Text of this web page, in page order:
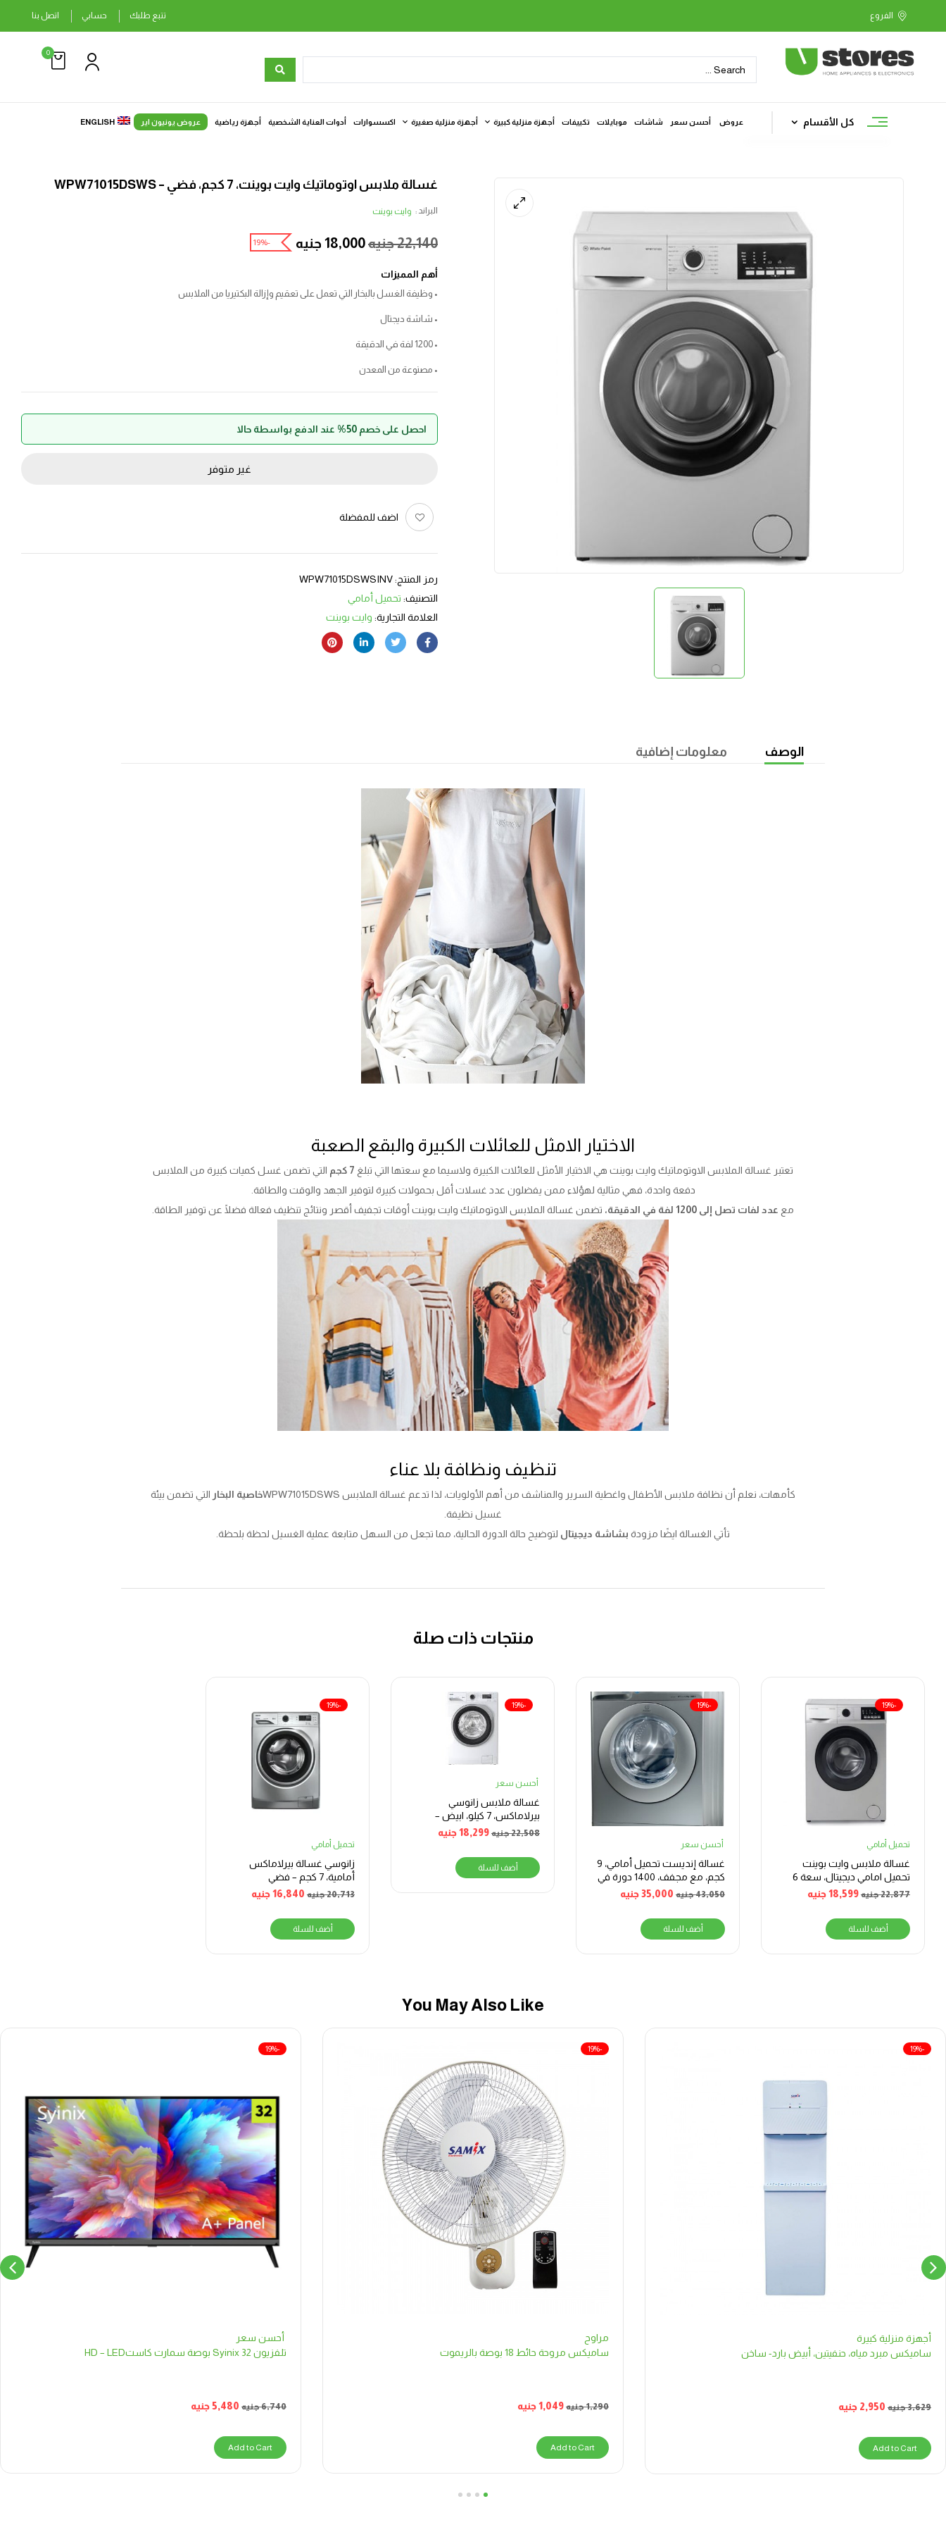
تتبع طلبك حسابي اتصل بنا
0
كل الأقسام عروض أحسن سعر شاشات موبايلات تكييفات أجهزة منزلية كبيرة أجهزة منزلية صغيرة اكسسوارات أدوات العناية الشخصية أجهزة رياضية عروض يونيون اير ENGLISH
غسالة ملابس اوتوماتيك وايت بوينت، 7 كجم، فضي – WPW71015DSWS
البراند : وايت بوينت
22,140جنيه18,000 جنيه -19%
أهم المميزات
• وظيفة الغسل بالبخار التي تعمل على تعقيم وإزالة البكتيريا من الملابس
• شاشة ديجتال
• 1200 لفة في الدقيقة
• مصنوعة من المعدن
احصل على خصم 50% عند الدفع بواسطة حالا
غير متوفر
اضف للمفضلة
رمز المنتج:WPW71015DSWSINV
التصنيف: تحميل أمامي
العلامة التجارية: وايت بوينت
الوصف معلومات إضافية
الاختيار الامثل للعائلات الكبيرة والبقع الصعبة
تعتبر غسالة الملابس الاوتوماتيك وايت بوينت هي الاختيار الأمثل للعائلات الكبيرة ولاسيما مع سعتها التي تبلغ
التي تضمن غسل كميات كبيرة من الملابس
دفعة واحدة، فهي مثالية لهؤلاء ممن يفضلون عدد غسلات أقل بحمولات كبيرة لتوفير الجهد والوقت والطاقة.
مع عدد لفات تصل إلى 1200 لفة في الدقيقة، تضمن غسالة الملابس الاوتوماتيك وايت بوينت أوقات تجفيف أقصر ونتائج تنظيف فعالة فضلًا عن توفير الطاقة.
تنظيف ونظافة بلا عناء
كأمهات، نعلم أن نظافة ملابس الأطفال واغطية السرير والمناشف من أهم الأولويات، لذا تدعم غسالة الملابس WPW71015DSWS خاصية البخار التي تضمن بيئة
غسيل نظيفة.
تأتي الغسالة ايضًا مزودة بشاشة ديجيتال لتوضيح حالة الدورة الحالية، مما تجعل من السهل متابعة عملية الغسيل لحظة بلحظة.
منتجات ذات صلة
-19%
تحميل أمامي
غسالة ملابس وايت بوينت
تحميل امامي ديجيتال، سعة 6
كيلو، فضي – WPW61015PDS
22,877جنيه 18,599جنيه
أضف للسلة
-19%
أحسن سعر
غسالة إنديست تحميل أمامي، 9
كجم، مع مجفف، 1400 دورة في
الدقيقة، فضي
43,050جنيه 35,000جنيه
أضف للسلة
-19%
أحسن سعر
غسالة ملابس زانوسي
بيرلاماكس، 7 كيلو، ابيض –
ZWF7240WS5
22,508جنيه 18,299جنيه
أضف للسلة
-19%
تحميل أمامي
زانوسي غسالة بيرلاماكس
أمامية، 7 كجم – فضي
20,713جنيه 16,840جنيه
أضف للسلة
You May Also Like
أجهزة منزلية كبيرة
ساميكس مبرد مياه، حنفيتين، أبيض بارد- ساخن
3,629جنيه 2,950 جنيه
-19%
Add to Cart
مراوح
ساميكس مروحة حائط 18 بوصة بالريموت
1,290جنيه 1,049جنيه
-19%
Add to Cart
أحسن سعر
تلفزيون Syinix 32 بوصة سمارت كاستHD – LED
6,740جنيه 5,480جنيه
-19%
Add to Cart